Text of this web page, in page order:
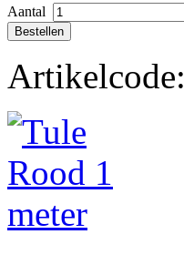
Aantal
Artikelcode: